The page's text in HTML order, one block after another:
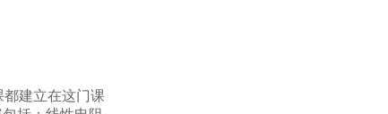
建立在这门课